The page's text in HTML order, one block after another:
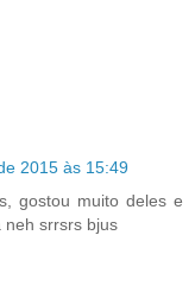
2015 às 15:49
gostou muito deles e
neh srrsrs bjus